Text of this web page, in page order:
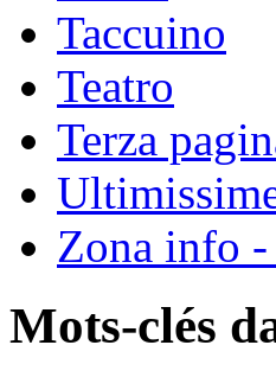
Taccuino
Teatro
Terza
Zona info
Mots-clés